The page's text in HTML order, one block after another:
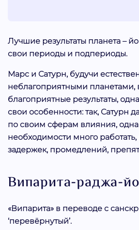
Лучшие результаты планета –
свои периоды и подпериоды.
Марс и Сатурн, будучи
неблагоприятными планетами,
благоприятные результаты,
свои особенности: так, Сатурн
по своим сферам влияния,
необходимости много
задержек, промедлений,
Випарита-раджа-
«Випарита» в переводе с
‘перевёрнутый’.